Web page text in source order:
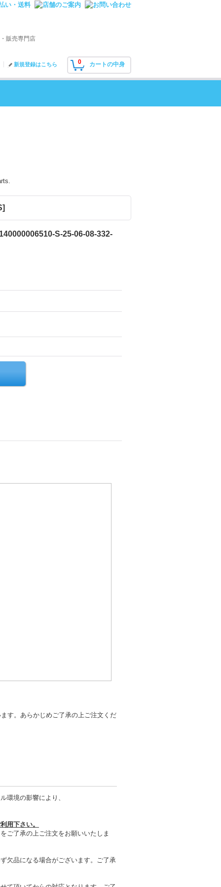
販売専門店
0 カートの中身
新規登録はこちら
]
S-25-06-08-332-
す。あらかじめご了承の上ご注文くだ
環境の影響により、
用下さい。
ご了承の上ご注文をお願いいたしま
欠品になる場合がございます。ご了承